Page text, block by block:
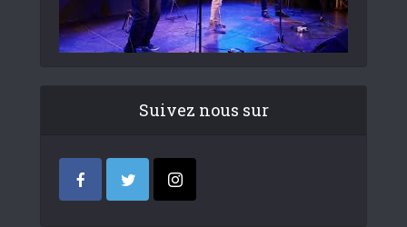
Suivez nous sur